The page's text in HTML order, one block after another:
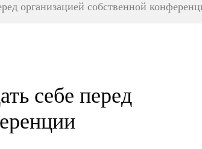
организацией собственной
себе перед